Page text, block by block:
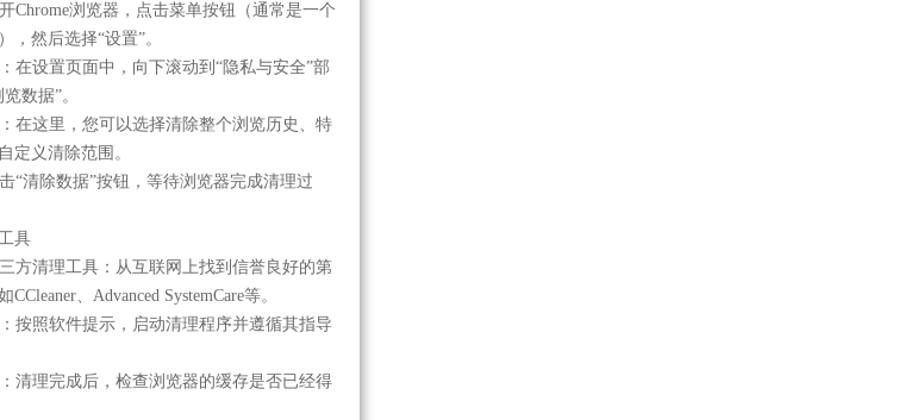
Chrome浏览器，点击菜单按钮（通常是一个
，然后选择“设置”。
在设置页面中，向下滚动到“隐私与安全”部
数据”。
在这里，您可以选择清除整个浏览历史、特
定义清除范围。
“清除数据”按钮，等待浏览器完成清理过
具
方清理工具：从互联网上找到信誉良好的第
、Advanced SystemCare等。
按照软件提示，启动清理程序并遵循其指导
清理完成后，检查浏览器的缓存是否已经得